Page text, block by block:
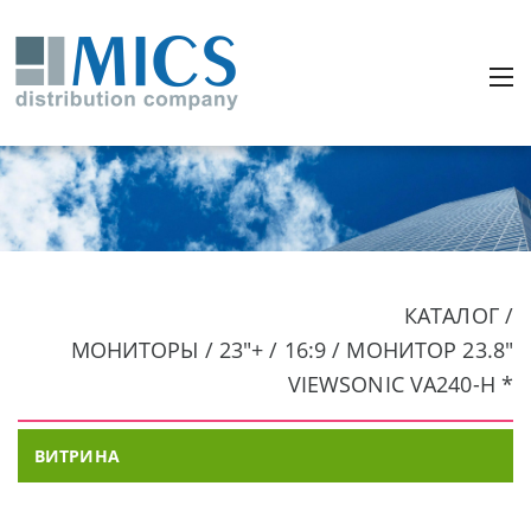
КАТАЛОГ /
МОНИТОРЫ / 23"+ / 16:9 / МОНИТОР 23.8"
VIEWSONIC VA240-H *
ВИТРИНА